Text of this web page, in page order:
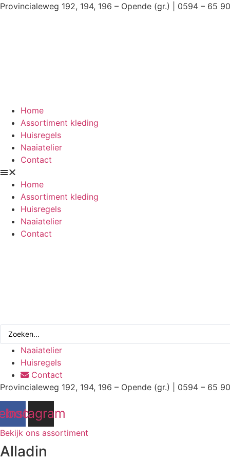
Ga
Provincialeweg 192, 194, 196 – Opende (gr.) | 0594 – 65
Home
Assortiment kleding
Huisregels
Naaiatelier
Contact
Home
Assortiment kleding
Huisregels
Naaiatelier
Contact
Search
Naaiatelier
Huisregels
Contact
Provincialeweg 192, 194, 196 – Opende (gr.) | 0594 – 65
Instagram
Bekijk ons assortiment
Alladin